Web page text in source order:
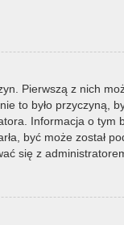
Pierwszą z nich
to było przyczyną,
Informacja o tym
być może został
się z